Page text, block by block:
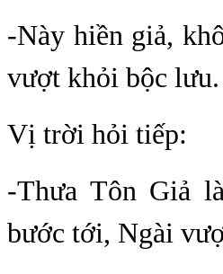
-Này hiền giả,
vượt khỏi bộc lưu.
Vị trời hỏi tiếp:
-Thưa Tôn Giả
bước tới, Ngài